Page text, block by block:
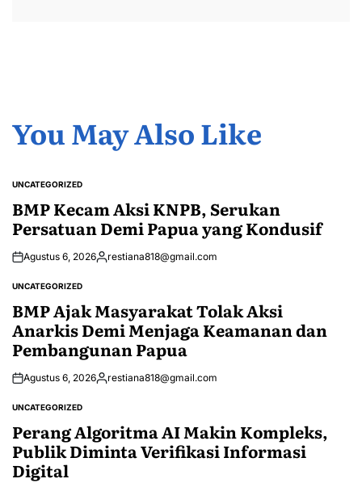
You May Also Like
POSTED
UNCATEGORIZED
BMP Kecam Aksi KNPB, Serukan
Persatuan Demi Papua yang Kondusif
Agustus 6, 2026Posted
restiana818@gmail.com
POSTED
UNCATEGORIZED
BMP Ajak Masyarakat Tolak Aksi
Anarkis Demi Menjaga Keamanan dan
Pembangunan Papua
Agustus 6, 2026Posted
restiana818@gmail.com
POSTED
UNCATEGORIZED
Perang Algoritma AI Makin Kompleks,
Publik Diminta Verifikasi Informasi
Digital